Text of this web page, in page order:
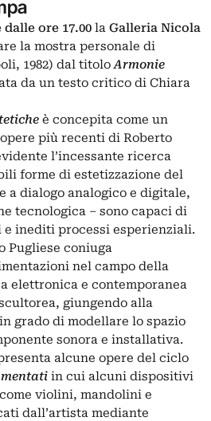
dalle ore 17.00 la Galleria Nicola
la mostra personale di
1982) dal titoloArmonie
da un testo critico di Chiara
è concepita come un
più recenti di Roberto
l’incessante ricerca
forme di estetizzazione del
a dialogo analogico e digitale,
tecnologica – sono capaci di
e inediti processi esperienziali.
Pugliese coniuga
nel campo della
elettronica e contemporanea
giungendo alla
grado di modellare lo spazio
sonora e installativa.
alcune opere del ciclo
in cui alcuni dispositivi
violini, mandolini e
dall’artista mediante